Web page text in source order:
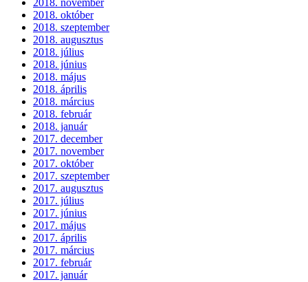
2018. november
2018. október
2018. szeptember
2018. augusztus
2018. július
2018. június
2018. május
2018. április
2018. március
2018. február
2018. január
2017. december
2017. november
2017. október
2017. szeptember
2017. augusztus
2017. július
2017. június
2017. május
2017. április
2017. március
2017. február
2017. január